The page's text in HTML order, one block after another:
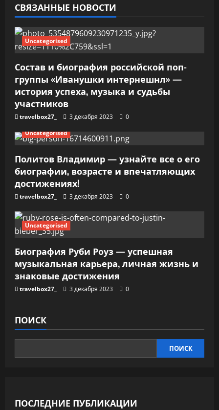
з
а
п
и
с
я
м
СВЯЗАННЫЕ НОВОСТИ
Uncategorised
Состав и биография российской поп-
группы «Иванушки интернешнл» —
история успеха, музыка и судьбы
участников
travelbox27_ 3 декабря 2023
0
Uncategorised
Политов Владимир — узнайте все о его
биографии, возрасте и впечатляющих
достижениях!
travelbox27_ 3 декабря 2023 0
Uncategorised
Биография Руби Роуз — успешная
музыкальная карьера, личная жизнь и
знаковые достижения
travelbox27_ 3 декабря 2023 0
ПОИСК
ПОИСК
ПОСЛЕДНИЕ ПУБЛИКАЦИИ